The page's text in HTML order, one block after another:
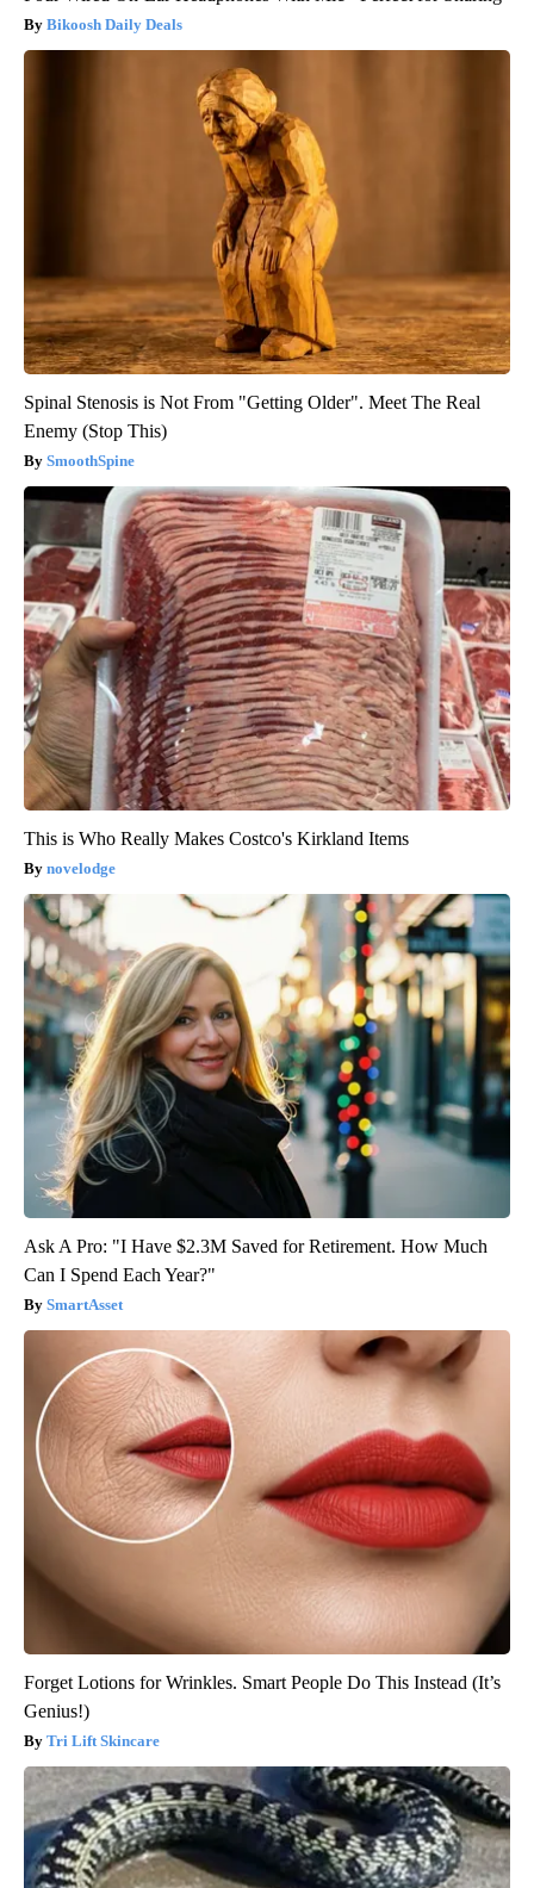
Bikoosh Daily Deals
Spinal Stenosis is Not From "Getting Older". Meet The Real
Enemy (Stop This)
SmoothSpine
This is Who Really Makes Costco's Kirkland Items
novelodge
Ask A Pro: "I Have $2.3M Saved for Retirement. How Much
Can I Spend Each Year?"
SmartAsset
Forget Lotions for Wrinkles. Smart People Do This Instead (It’s
Genius!)
Tri Lift Skincare